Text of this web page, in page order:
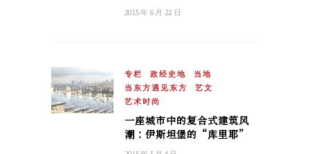
2015 年 6 月 22 日
专栏 政经史地
当地
当东方遇见东方
艺文
艺术时尚
一座城市中的复合式建筑风
潮：伊斯坦堡的“库里耶”